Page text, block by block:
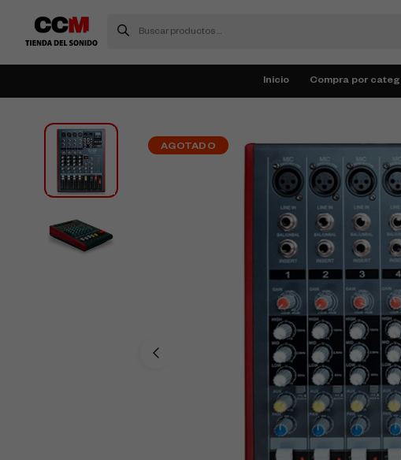
Inicio Compra por
AGOTADO